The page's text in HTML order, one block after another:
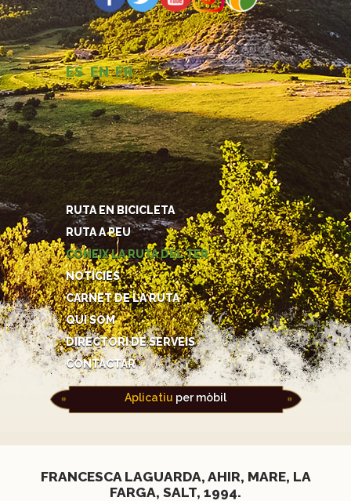
ES EN FR
RUTA EN BICICLETA
RUTA A PEU
CONEIX LA RUTA DEL TER
NOTÍCIES
CARNET DE LA RUTA
QUI SOM
DIRECTORI DE SERVEIS
CONTACTAR
Aplicatiu per mòbil
FRANCESCA LAGUARDA, AHIR, MARE, LA
FARGA, SALT, 1994.